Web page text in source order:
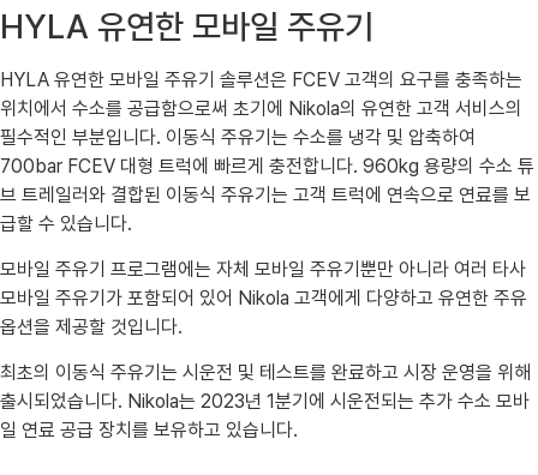
HYLA 유연한 모바일 주유기
HYLA 유연한 모바일 주유기 솔루션은 FCEV 고객의 요구를 충족하는
위치에서 수소를 공급함으로써 초기에 Nikola의 유연한 고객 서비스의
필수적인 부분입니다. 이동식 주유기는 수소를 냉각 및 압축하여
700bar FCEV 대형 트럭에 빠르게 충전합니다. 960kg 용량의 수소 튜
브 트레일러와 결합된 이동식 주유기는 고객 트럭에 연속으로 연료를 보
급할 수 있습니다.
모바일 주유기 프로그램에는 자체 모바일 주유기뿐만 아니라 여러 타사
모바일 주유기가 포함되어 있어 Nikola 고객에게 다양하고 유연한 주유
옵션을 제공할 것입니다.
최초의 이동식 주유기는 시운전 및 테스트를 완료하고 시장 운영을 위해
출시되었습니다. Nikola는 2023년 1분기에 시운전되는 추가 수소 모바
일 연료 공급 장치를 보유하고 있습니다.